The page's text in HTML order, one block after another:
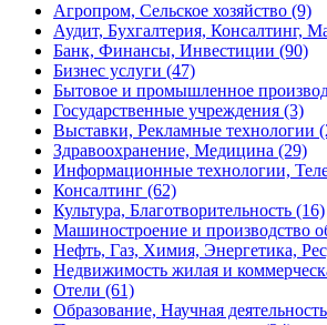
Агропром, Сельское хозяйство (9)
Аудит, Бухгалтерия, Консалтинг,
Банк, Финансы, Инвестиции (90)
Бизнес услуги (47)
Бытовое и промышленное
Государственные учреждения (3)
Выставки, Рекламные технологии
Здравоохранение, Медицина (29)
Информационные технологии,
Консалтинг (62)
Культура, Благотворительность (16)
Машиностроение и производство
Нефть, Газ, Химия, Энергетика,
Недвижимость жилая и
Отели (61)
Образование, Научная деятельность